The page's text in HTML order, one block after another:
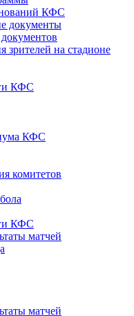
КФС
документы
зрителей на стадионе
КФС
КФС
комитетов
КФС
матчей
матчей